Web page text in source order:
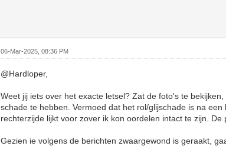
06-Mar-2025, 08:36 PM
@Hardloper,
Weet jij iets over het exacte letsel? Zat de foto's te
schade te hebben. Vermoed dat het rol/glijschade is na
rechterzijde lijkt voor zover ik kon oordelen intact te zijn.
Gezien ie volgens de berichten zwaargewond is geraakt,